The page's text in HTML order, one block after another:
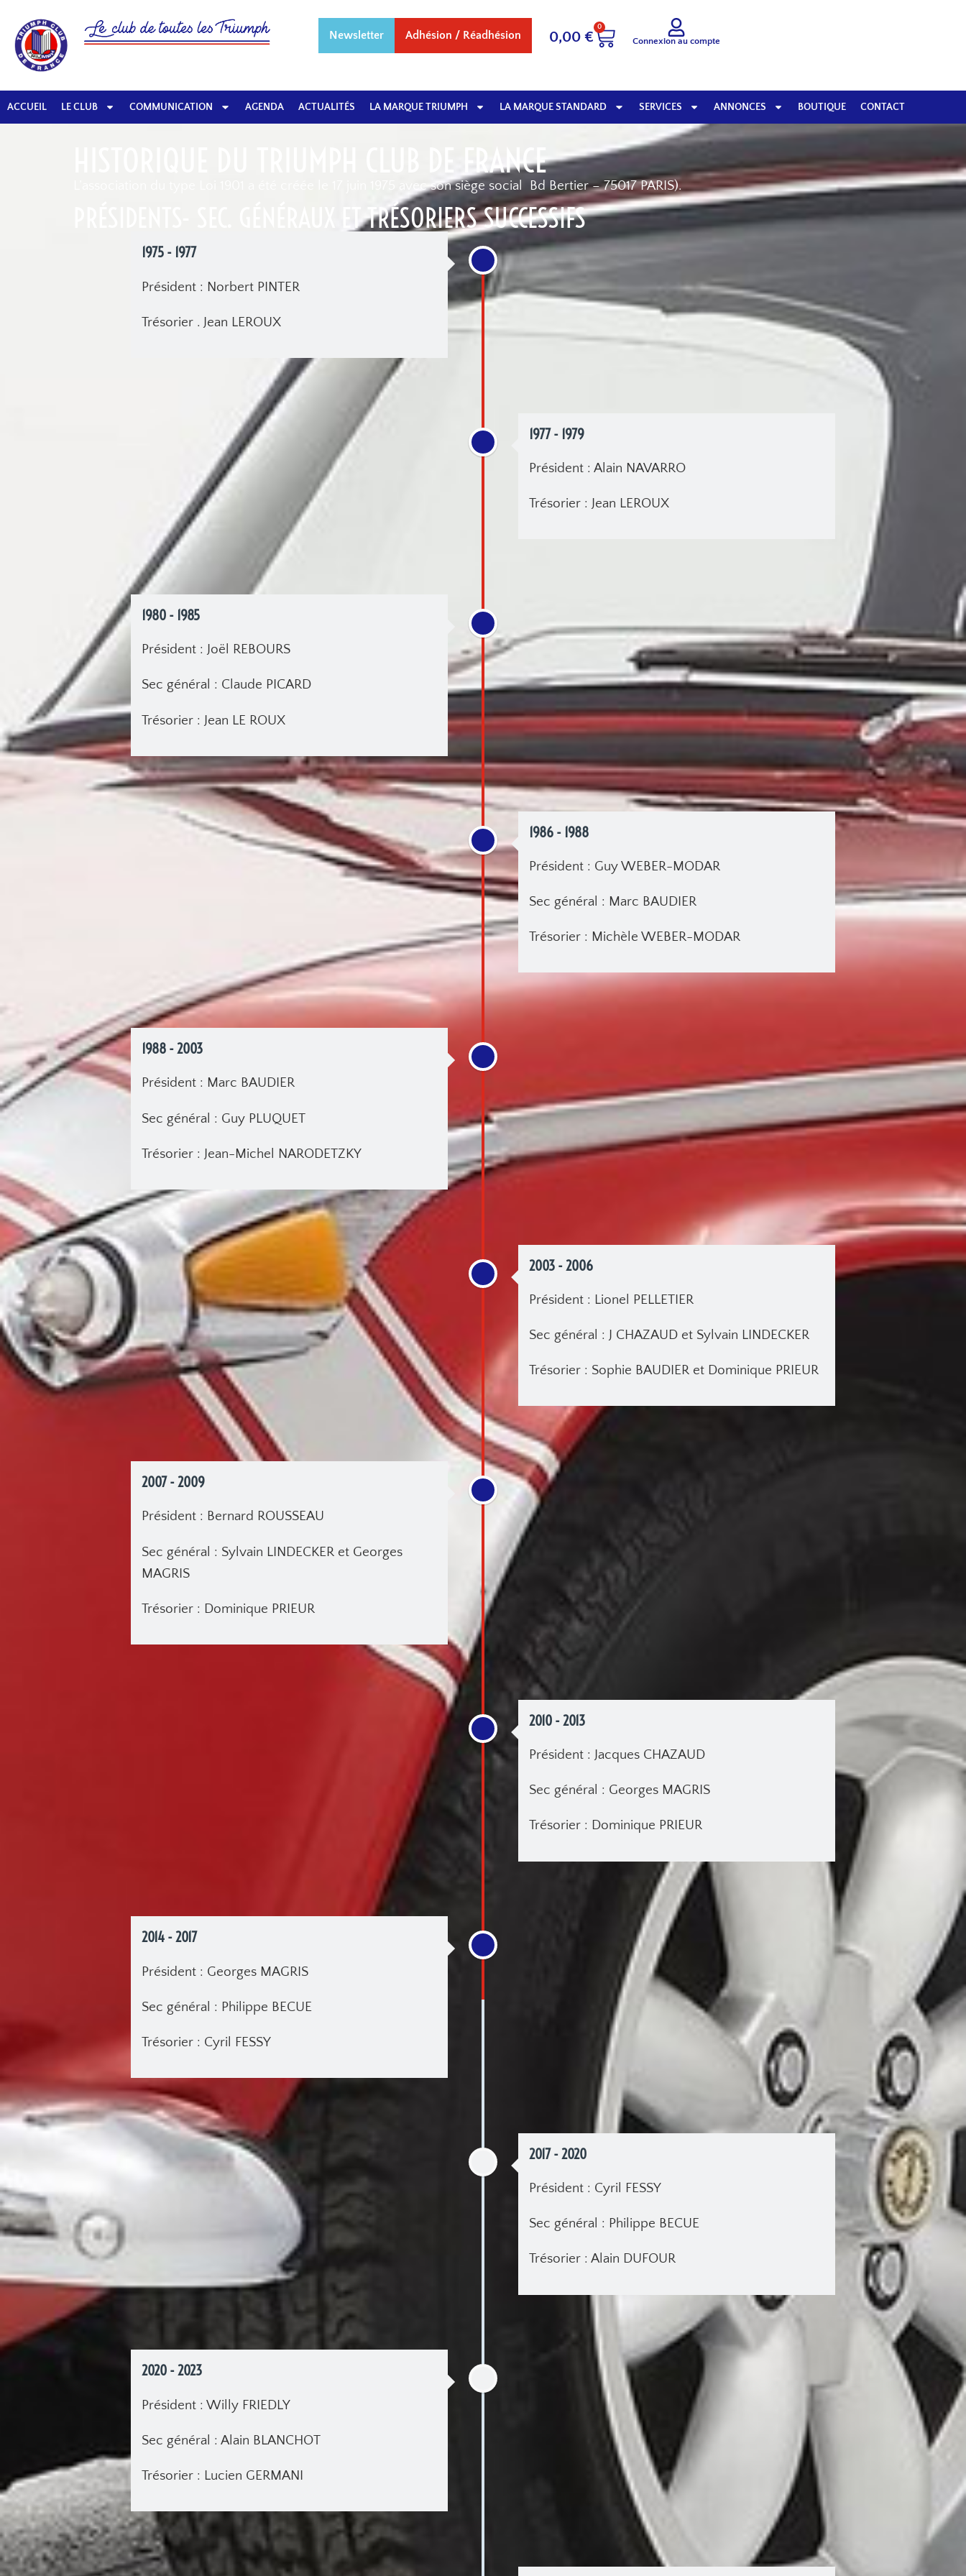
Newsletter Adhésion / Réadhésion 0,00€
0
Connexion au compte
ACCUEIL LE CLUB COMMUNICATION AGENDA ACTUALITÉS LA MARQUE TRIUMPH LA MARQUE STANDARD SERVICES ANNONCES BOUTIQUE CONTACT
HISTORIQUE DU TRIUMPH CLUB DE FRANCE
L’association du type Loi 1901 a été créée le 17 juin 1975 avec son siège social Bd Bertier – 75017 PARIS).
PRÉSIDENTS- SEC. GÉNÉRAUX ET TRÉSORIERS SUCCESSIFS
1975 - 1977
Président : Norbert PINTER
Trésorier . Jean LEROUX
1977 - 1979
Président : Alain NAVARRO
Trésorier : Jean LEROUX
1980 - 1985
Président : Joël REBOURS
Sec général : Claude PICARD
Trésorier : Jean LE ROUX
1986 - 1988
Président : Guy WEBER-MODAR
Sec général : Marc BAUDIER
Trésorier : Michèle WEBER-MODAR
1988 - 2003
Président : Marc BAUDIER
Sec général : Guy PLUQUET
Trésorier : Jean-Michel NARODETZKY
2003 - 2006
Président : Lionel PELLETIER
Sec général : J CHAZAUD et Sylvain LINDECKER
Trésorier : Sophie BAUDIER et Dominique PRIEUR
2007 - 2009
Président : Bernard ROUSSEAU
Sec général : Sylvain LINDECKER et Georges
MAGRIS
Trésorier : Dominique PRIEUR
2010 - 2013
Président : Jacques CHAZAUD
Sec général : Georges MAGRIS
Trésorier : Dominique PRIEUR
2014 - 2017
Président : Georges MAGRIS
Sec général : Philippe BECUE
Trésorier : Cyril FESSY
2017 - 2020
Président : Cyril FESSY
Sec général : Philippe BECUE
Trésorier : Alain DUFOUR
2020 - 2023
Président : Willy FRIEDLY
Sec général : Alain BLANCHOT
Trésorier : Lucien GERMANI